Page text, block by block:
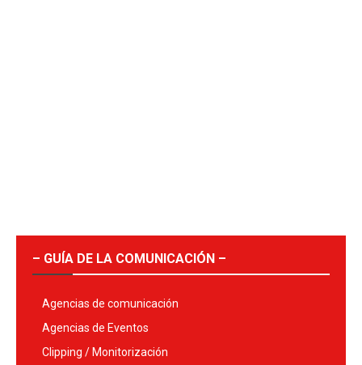
– GUÍA DE LA COMUNICACIÓN –
Agencias de comunicación
Agencias de Eventos
Clipping / Monitorización